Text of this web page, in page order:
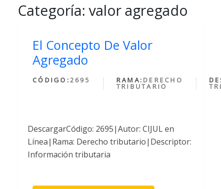
Categoría: valor agregado
El Concepto De Valor
Agregado
CÓDIGO:2695 RAMA: DERECHO
TRIBUTARIO
DescargarCódigo: 2695|Autor: CIJUL en
Línea|Rama: Derecho tributario|Descriptor:
Información tributaria